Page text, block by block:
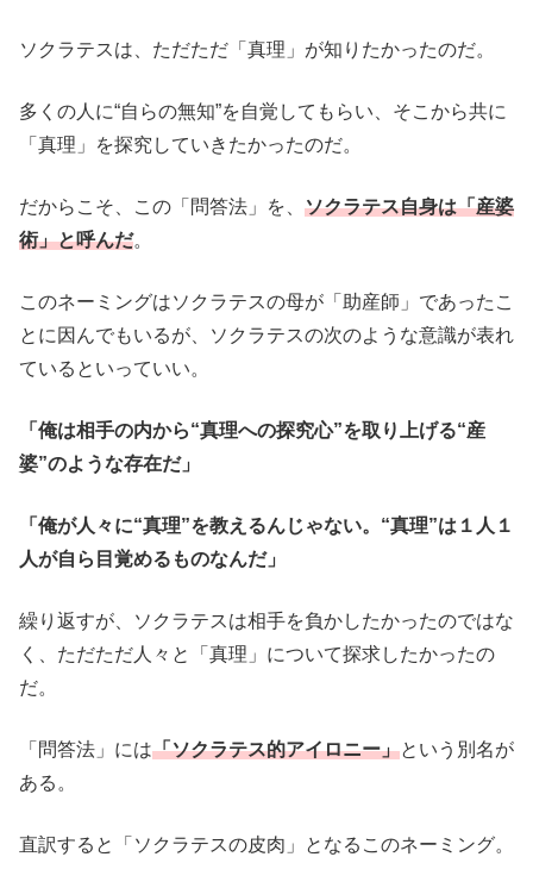
ソクラテスは、ただただ「真理」が知りたかったのだ。
多くの人に“自らの無知”を自覚してもらい、そこから共に
「真理」を探究していきたかったのだ。
だからこそ、この「問答法」を、 ソクラテス自身は「産婆
術」と呼んだ。
このネーミングはソクラテスの母が「助産師」であったこ
とに因んでもいるが、ソクラテスの次のような意識が表れ
ているといっていい。
「俺は相手の内から“真理への探究心”を取り上げる“産
婆”のような存在だ」
「俺が人々に“真理”を教えるんじゃない。“真理”は１人１
人が自ら目覚めるものなんだ」
繰り返すが、ソクラテスは相手を負かしたかったのではな
く、ただただ人々と「真理」について探求したかったの
だ。
「問答法」には「ソクラテス的アイロニー」という別名が
ある。
直訳すると「ソクラテスの皮肉」となるこのネーミング。